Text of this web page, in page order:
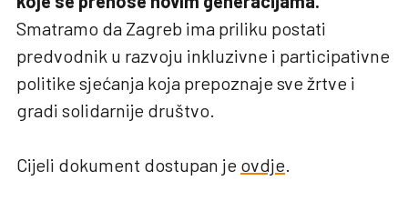
Smatramo da Zagreb ima priliku postati
predvodnik u razvoju inkluzivne i participativne
politike sjećanja koja prepoznaje sve žrtve i
gradi solidarnije društvo.
Cijeli dokument dostupan je ovdje.